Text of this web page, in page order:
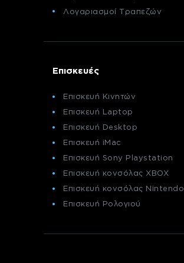
Λογαριασμοί Τραπεζών
Επισκευές
Επισκευή Κινητών
Επισκευή Laptop
Επισκευή Desktop
Επισκευή iMac
Επισκευή Sony Playstation
Επισκευή κονσόλας XBOX
Επισκευή κονσόλας Nintendo
Επισκευή Ρολογιού